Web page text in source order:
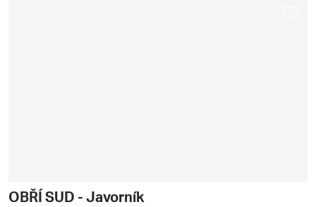
OBŘÍ SUD - Javorník